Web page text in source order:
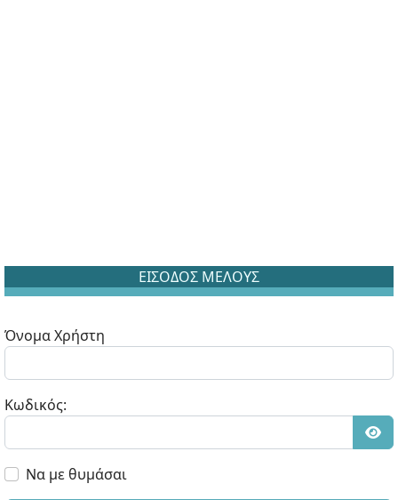
ΕΙΣΟΔΟΣ ΜΕΛΟΥΣ
Όνομα Χρήστη
Κωδικός:
Να με θυμάσαι